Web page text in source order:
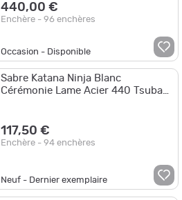
440,00 €
Enchère - 96 enchères
Occasion - Disponible
Sabre Katana Ninja Blanc
Cérémonie Lame Acier 440 Tsuba
117,50 €
Enchère - 94 enchères
Neuf - Dernier exemplaire